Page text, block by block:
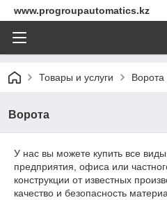
www.progroupautomatics.kz
Товары и услуги Ворота
Ворота
У нас вы можете купить все
предприятия, офиса или
конструкции от известных
качество и безопасность